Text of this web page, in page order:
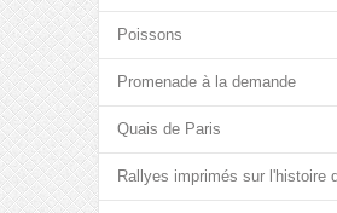
Poissons
Promenade à la demande
Quais de Paris
Rallyes imprimés sur l'histoire